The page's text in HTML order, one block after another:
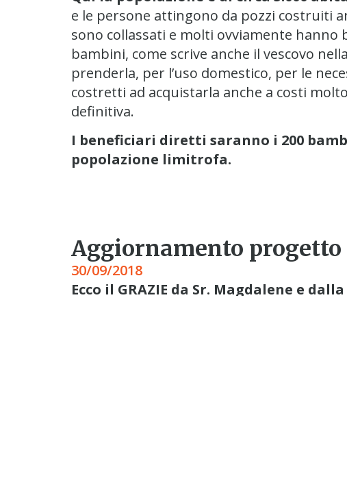
e le persone attingono da pozzi costruiti
sono collassati e molti ovviamente
bambini, come scrive anche il vescovo
prenderla, per l’uso domestico, per le
costretti ad acquistarla anche a costi
definitiva.
I beneficiari diretti saranno i 200
popolazione limitrofa.
Aggiornamento progetto
30/09/2018
Ecco il GRAZIE da Sr. Magdalene e